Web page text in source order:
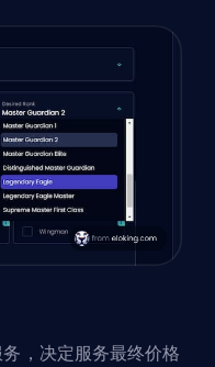
，决定服务最终价格